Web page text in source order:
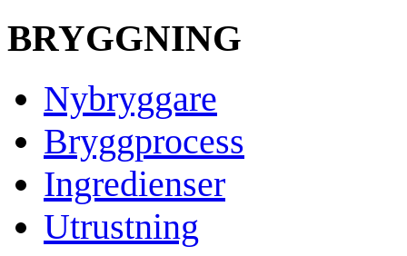
BRYGGNING
Nybryggare
Bryggprocess
Ingredienser
Utrustning